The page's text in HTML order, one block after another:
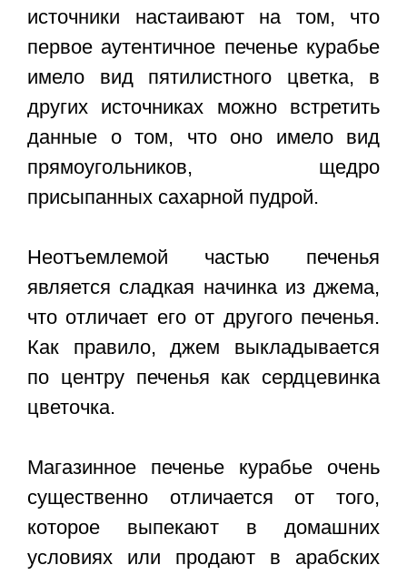
источники настаивают на том, что
первое аутентичное печенье курабье
имело вид пятилистного цветка, в
других источниках можно встретить
данные о том, что оно имело вид
прямоугольников, щедро
присыпанных сахарной пудрой.
Неотъемлемой частью печенья
является сладкая начинка из джема,
что отличает его от другого печенья.
Как правило, джем выкладывается
по центру печенья как сердцевинка
цветочка.
Магазинное печенье курабье очень
существенно отличается от того,
которое выпекают в домашних
условиях или продают в арабских